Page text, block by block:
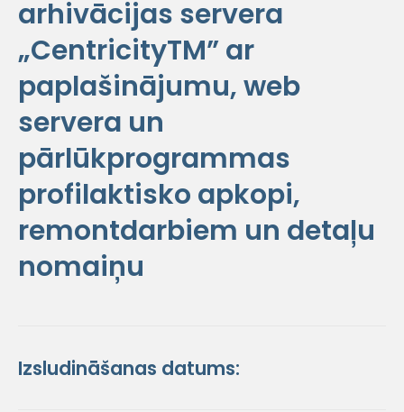
arhivācijas servera
„CentricityTM” ar
paplašinājumu, web
servera un
pārlūkprogrammas
profilaktisko apkopi,
remontdarbiem un detaļu
nomaiņu
Izsludināšanas datums: